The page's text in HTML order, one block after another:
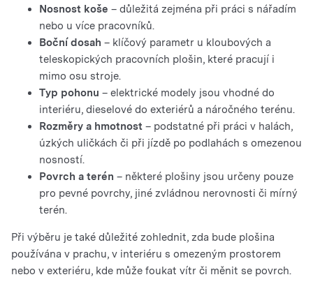
Nosnost koše – důležitá zejména při práci s nářadím
nebo u více pracovníků.
Boční dosah – klíčový parametr u kloubových a
teleskopických pracovních plošin, které pracují i ​​
mimo osu stroje.
Typ pohonu – elektrické modely jsou vhodné do
interiéru, dieselové do exteriérů a náročného terénu.
Rozměry a hmotnost – podstatné při práci v halách,
úzkých uličkách či při jízdě po podlahách s omezenou
nosností.
Povrch a terén – některé plošiny jsou určeny pouze
pro pevné povrchy, jiné zvládnou nerovnosti či mírný
terén.
Při výběru je také důležité zohlednit, zda bude plošina
používána v prachu, v interiéru s omezeným prostorem
nebo v exteriéru, kde může foukat vítr či měnit se povrch.